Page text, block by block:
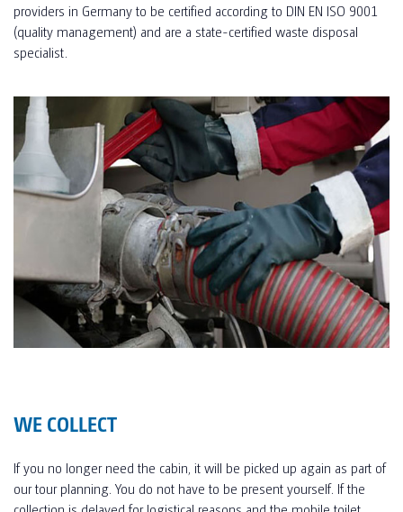
providers in Germany to be certified according to DIN EN ISO 9001
(quality management) and are a state-certified waste disposal
specialist.
WE COLLECT
If you no longer need the cabin, it will be picked up again as part of
our tour planning. You do not have to be present yourself. If the